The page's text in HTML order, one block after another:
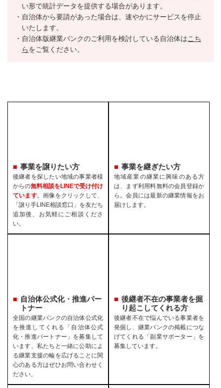
い形で統計データを提供する場合があります。
自治体から要請があった場合は、速やかにサービスを停止
いたします。
自治体版継業バンクのご利用を検討している自治体はこち
らをご覧ください。
事業を譲りたい方
後継者を探したい地域の事業者様
からの無料相談をLINEで受け付け
ています。画像をクリックして、
「譲り手LINE相談窓口」を友だち
追加後、お気軽にご相談くださ
い。
事業を継ぎたい方
地域産業の継業に興味のある方
は、まず利用料無料の会員登録か
ら。会員には最新の継業情報をお
届けします。
自治体公式化・推進パー
トナー
全国の継業バンクの自治体公式化
を推進してくれる「自治体公式
化・推進パートナー」を募集して
います。私たちと一緒に公助によ
る継業支援の輪を広げることに関
心のある方はぜひお問い合わせく
ださい。
後継者不在の事業者を掘
り起こしてくれる方
後継者不在で悩んでいる事業者を
発掘し、継業バンクの掲載につな
げてくれる「副業サポーター」を
募集しています。